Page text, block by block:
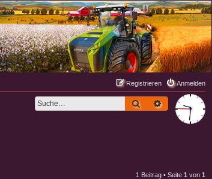
Anmelden
Registrieren
SucheErweiterte
1 Beitrag • Seite 1 von 1